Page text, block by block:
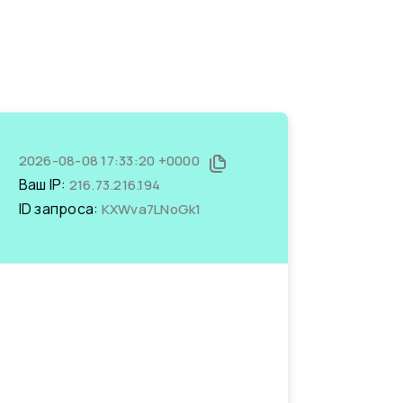
2026-08-08 17:33:20 +0000
Ваш IP: 216.73.216.194
ID запроса: KXWva7LNoGk1